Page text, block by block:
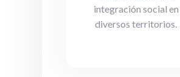
integración social en
diversos territorios.